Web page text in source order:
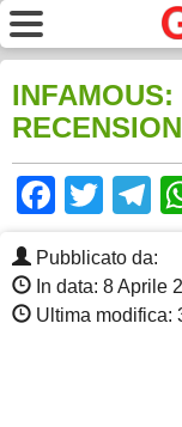
Pubblicato da:
In data: 8 Aprile
Ultima modifica: